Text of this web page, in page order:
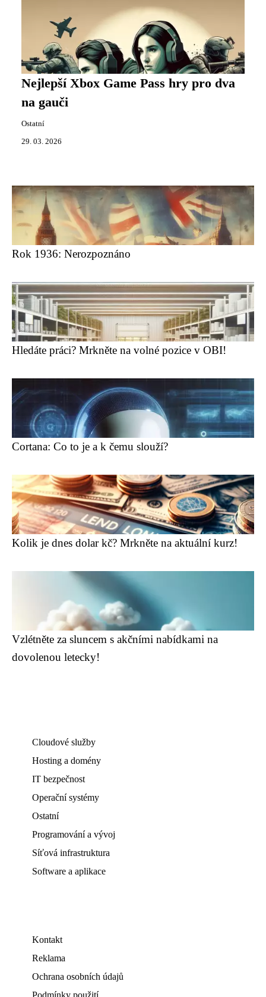
Nejlepší Xbox Game Pass hry pro dva
na gauči
Ostatní
29. 03. 2026
Rok 1936: Nerozpoznáno
Hledáte práci? Mrkněte na volné pozice v OBI!
Cortana: Co to je a k čemu slouží?
Kolik je dnes dolar kč? Mrkněte na aktuální kurz!
Vzlétněte za sluncem s akčními nabídkami na
dovolenou letecky!
Cloudové služby
Hosting a domény
IT bezpečnost
Operační systémy
Ostatní
Programování a vývoj
Síťová infrastruktura
Software a aplikace
Kontakt
Reklama
Ochrana osobních údajů
Podmínky použití